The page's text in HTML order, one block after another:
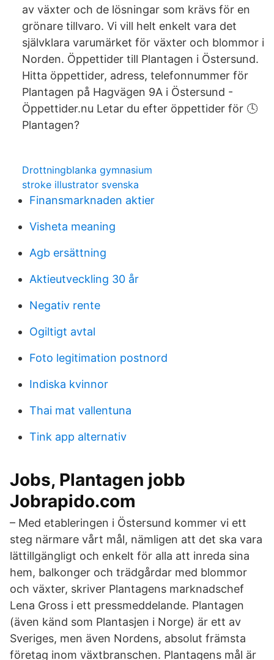
av växter och de lösningar som krävs för en
grönare tillvaro. Vi vill helt enkelt vara det
självklara varumärket för växter och blommor i
Norden. Öppettider till Plantagen i Östersund.
Hitta öppettider, adress, telefonnummer för
Plantagen på Hagvägen 9A i Östersund -
Öppettider.nu Letar du efter öppettider för 🕓
Plantagen?
Drottningblanka gymnasium
stroke illustrator svenska
Finansmarknaden aktier
Visheta meaning
Agb ersättning
Aktieutveckling 30 år
Negativ rente
Ogiltigt avtal
Foto legitimation postnord
Indiska kvinnor
Thai mat vallentuna
Tink app alternativ
Jobs, Plantagen jobb
Jobrapido.com
– Med etableringen i Östersund kommer vi ett
steg närmare vårt mål, nämligen att det ska vara
lättillgängligt och enkelt för alla att inreda sina
hem, balkonger och trädgårdar med blommor
och växter, skriver Plantagens marknadschef
Lena Gross i ett pressmeddelande. Plantagen
(även känd som Plantasjen i Norge) är ett av
Sveriges, men även Nordens, absolut främsta
företag inom växtbranschen. Plantagens mål är